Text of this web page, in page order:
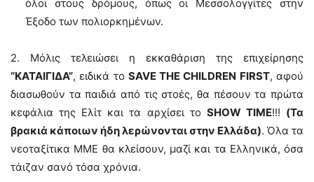
όλοι στους δρόμους, όπως οι Μεσσολογγίτες στην
Έξοδο των πολιορκημένων.
2. Μόλις τελειώσει η εκκαθάριση της επιχείρησης
“ΚΑΤΑΙΓΙΔΑ”, ειδικά το SAVE THE CHILDREN FIRST, αφού
διασωθούν τα παιδιά από τις στοές, θα πέσουν τα πρώτα
κεφάλια της Ελίτ και τα αρχίσει το SHOW TIME!!! (Τα
βρακιά κάποιων ήδη λερώνονται στην Ελλάδα). Όλα τα
νεοταξίτικα ΜΜΕ θα κλείσουν, μαζί και τα Ελληνικά, όσα
τάιζαν σανό τόσα χρόνια.